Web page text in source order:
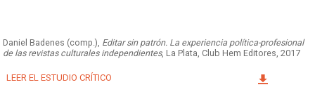
Facebook
Instagram
Twitter
Mail
Daniel Badenes (comp.), Editar sin patrón. La experiencia política-profesional
de las revistas culturales independientes, La Plata, Club Hem Editores, 2017
LEER EL ESTUDIO CRÍTICO